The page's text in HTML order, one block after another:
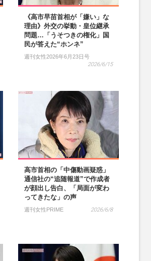
《高市早苗首相が「嫌い」な
理由》外交の挙動・皇位継承
問題…「うそつきの権化」国
民が答えた“ホンネ”
週刊女性2026年6月23日号
2026/6/15
高市首相の「中傷動画疑惑」
通信社の“追随報道”で作成者
が顔出し告白、「局面が変わ
ってきたな」の声
週刊女性PRIME 2026/6/8